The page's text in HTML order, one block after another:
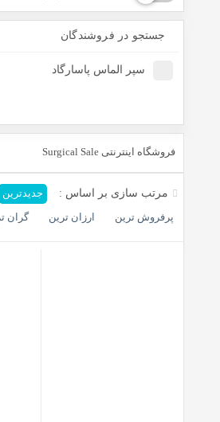
جستجو در فروشندگان
سپر الماس پاسارگاد
فروشگاه اینترنتی Surgical Sale
مرتب سازی بر اساس : جدیدترین
پرفروش ترین ارزان ترین گران